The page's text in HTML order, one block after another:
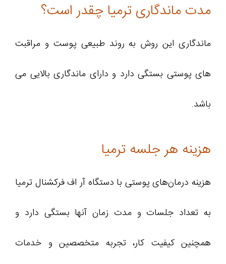
مدت ماندگاری ترمیا چقدر است؟
ماندگاری این روش به روند طبیعی پوست و مراقبت
های پوستی بستگی دارد و دارای ماندگاری بالایی می
باشد.
هزینه هر جلسه ترمیا
هزینه درمان‌های پوستی با دستگاه آر اف فرکشنال ترمیا
به تعداد جلسات و مدت زمان آنها بستگی دارد و
همچنین کیفیت کار، تجربه متخصصین و خدمات